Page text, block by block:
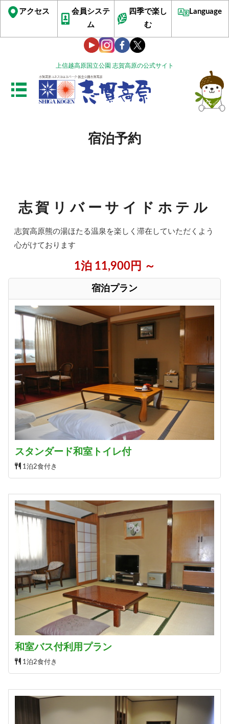
上信越高原国立公園 志賀高原の公式サイト
アクセス
会員システ
ム
四季で楽し
む
Language
宿泊予約
志賀リバーサイドホテル
志賀高原熊の湯ほたる温泉を楽しく滞在していただくよう
心がけております
1泊 11,900円 ～
宿泊プラン
スタンダード和室トイレ付
1泊2食付き
和室バス付利用プラン
1泊2食付き